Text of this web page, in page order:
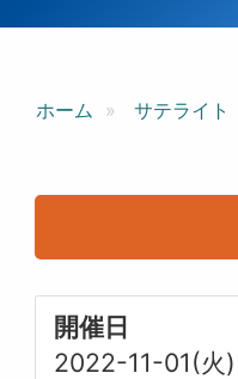
ホーム サテライト
開催日
2022-11-01(火)